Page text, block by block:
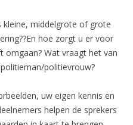
kleine, middelgrote of grote
hoe zorgt u er voor
omgaan? Wat vraagt het van
politievrouw?
uw eigen kennis en
helpen de sprekers